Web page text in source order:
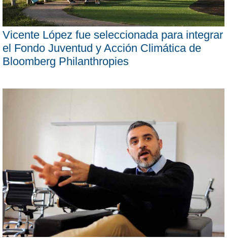
Vicente López fue seleccionada para integrar
el Fondo Juventud y Acción Climática de
Bloomberg Philanthropies